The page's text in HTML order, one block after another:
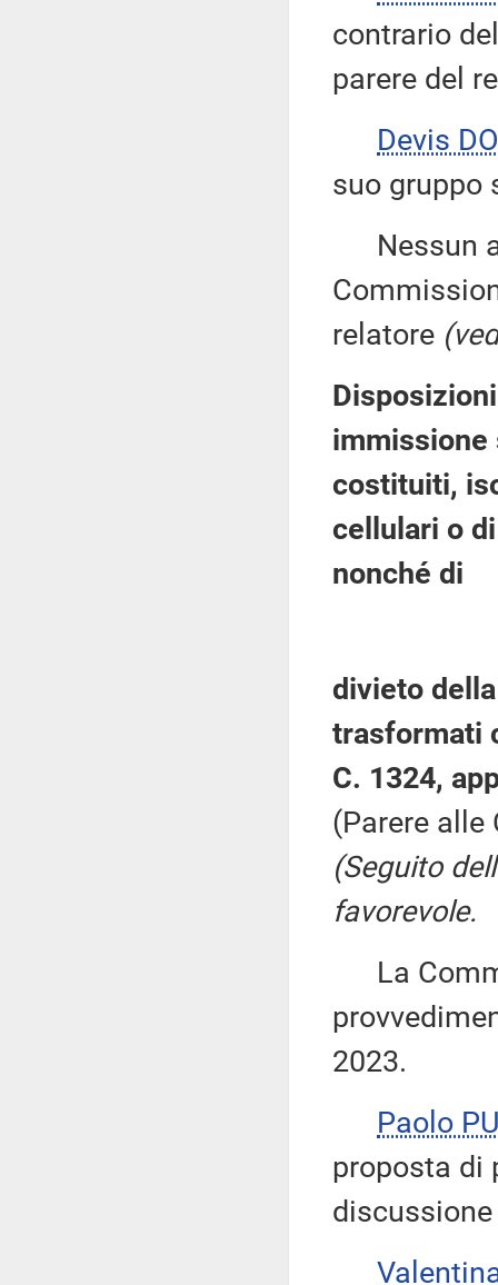
contrario
parere del
Devis
suo gruppo
Nessun
relatore
immissione
costituiti,
cellulari o
nonché di
divieto
trasformati
C. 1324,
(Parere alle
(Seguito
favorevole.
La
2023.
Paolo
proposta di